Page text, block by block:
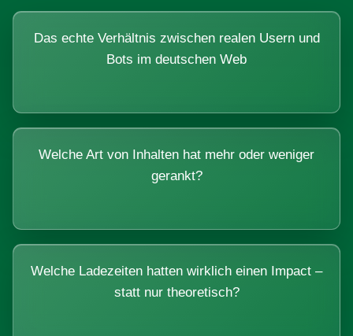
Das echte Verhältnis zwischen realen Usern und
Bots im deutschen Web
Welche Art von Inhalten hat mehr oder weniger
gerankt?
Welche Ladezeiten hatten wirklich einen Impact –
statt nur theoretisch?